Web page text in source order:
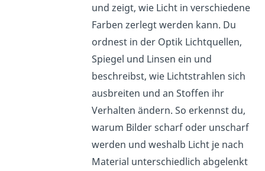
und zeigt, wie Licht in verschiedene
Farben zerlegt werden kann. Du
ordnest in der Optik Lichtquellen,
Spiegel und Linsen ein und
beschreibst, wie Lichtstrahlen sich
ausbreiten und an Stoffen ihr
Verhalten ändern. So erkennst du,
warum Bilder scharf oder unscharf
werden und weshalb Licht je nach
Material unterschiedlich abgelenkt